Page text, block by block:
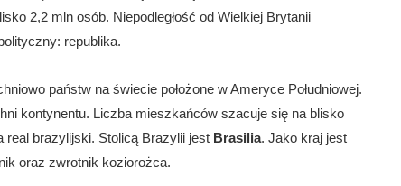
2,2 mln osób. Niepodległość od Wielkiej Brytanii
republika.
państw na świecie położone w Ameryce Południowej.
kontynentu. Liczba mieszkańców szacuje się na blisko
brazylijski. Stolicą Brazylii jest Brasilia. Jako kraj jest
oraz zwrotnik koziorożca.